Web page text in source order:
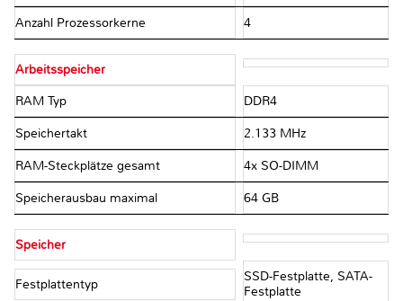
Anzahl Prozessorkerne 4
Arbeitsspeicher
RAM Typ DDR4
Speichertakt 2.133 MHz
RAM-Steckplätze gesamt 4x SO-DIMM
Speicherausbau maximal 64 GB
Speicher
Festplattentyp
SSD-Festplatte, SATA-
Festplatte